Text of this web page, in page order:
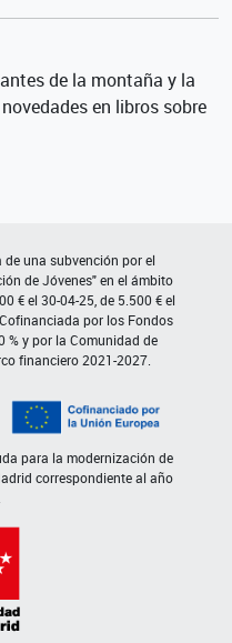
de la montaña y la
en libros sobre
una subvención por el
de Jóvenes" en el ámbito
€ el 30-04-25, de 5.500 € el
por los Fondos
% y por la Comunidad de
financiero 2021-2027.
para la modernización de
correspondiente al año